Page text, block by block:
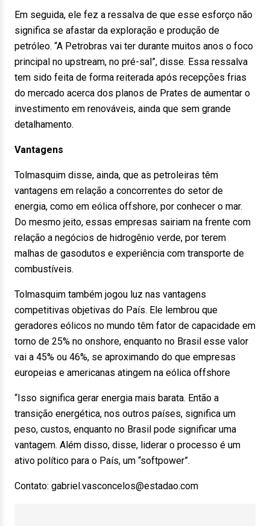
Em seguida, ele fez a ressalva de que esse esforço não
significa se afastar da exploração e produção de
petróleo. “A Petrobras vai ter durante muitos anos o foco
principal no upstream, no pré-sal”, disse. Essa ressalva
tem sido feita de forma reiterada após recepções frias
do mercado acerca dos planos de Prates de aumentar o
investimento em renováveis, ainda que sem grande
detalhamento.
Vantagens
Tolmasquim disse, ainda, que as petroleiras têm
vantagens em relação a concorrentes do setor de
energia, como em eólica offshore, por conhecer o mar.
Do mesmo jeito, essas empresas sairiam na frente com
relação a negócios de hidrogênio verde, por terem
malhas de gasodutos e experiência com transporte de
combustíveis.
Tolmasquim também jogou luz nas vantagens
competitivas objetivas do País. Ele lembrou que
geradores eólicos no mundo têm fator de capacidade em
torno de 25% no onshore, enquanto no Brasil esse valor
vai a 45% ou 46%, se aproximando do que empresas
europeias e americanas atingem na eólica offshore
“Isso significa gerar energia mais barata. Então a
transição energética, nos outros países, significa um
peso, custos, enquanto no Brasil pode significar uma
vantagem. Além disso, disse, liderar o processo é um
ativo político para o País, um “softpower”.
Contato: gabriel.vasconcelos@estadao.com